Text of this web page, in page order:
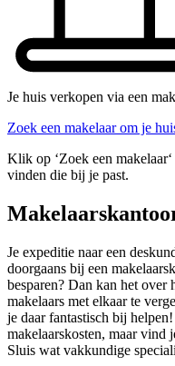
Je huis verkopen via een
Zoek een makelaar om je
Klik op ‘Zoek een
vinden die bij je past.
Je expeditie naar een
doorgaans bij een
besparen? Dan kan het over
makelaars met elkaar te
je daar fantastisch bij
makelaarskosten, maar vind
Sluis wat vakkundige